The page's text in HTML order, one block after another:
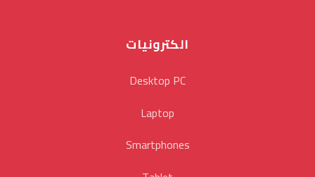
الكترونيات
Desktop PC
Laptop
Smartphones